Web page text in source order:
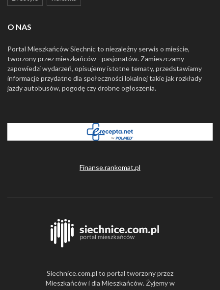
O NAS
Portal Mieszkańców Siechnic to niezależny serwis o mieście,
tworzony przez mieszkańców - pasjonatów. Zamieszczamy
zapowiedzi wydarzeń, opisujemy istotne tematy, przedstawiamy
informacje przydatne dla społeczności lokalnej takie jak rozkłady
jazdy autobusów, pogodę czy drobne ogłoszenia.
Finanse.rankomat.pl
Siechnice.com.pl to portal tworzony przez
Mieszkańców i dla Mieszkańców. Żyjemy w